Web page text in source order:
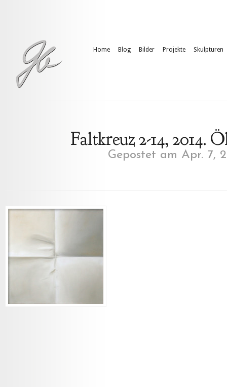
Home Blog Bilder Projekte Skulpturen
Faltkreuz 2-14, 2014.
Gepostet am Apr. 7,